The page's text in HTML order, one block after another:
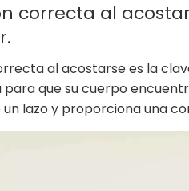
correcta al
al acostarse es la
que su cuerpo
lazo y proporciona una